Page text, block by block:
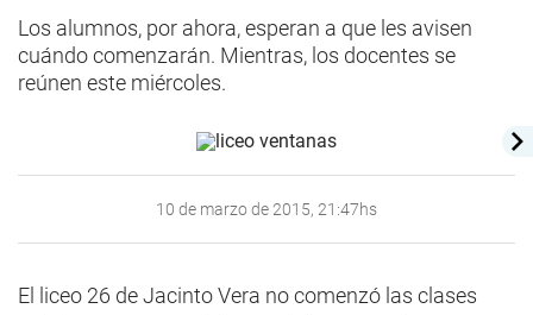
Los alumnos, por ahora, esperan a que les avisen
cuándo comenzarán. Mientras, los docentes se
reúnen este miércoles.
10 de marzo de 2015, 21:47hs
El liceo 26 de Jacinto Vera no comenzó las clases